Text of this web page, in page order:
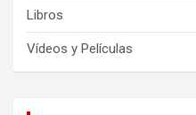
Libros
Vídeos y Películas